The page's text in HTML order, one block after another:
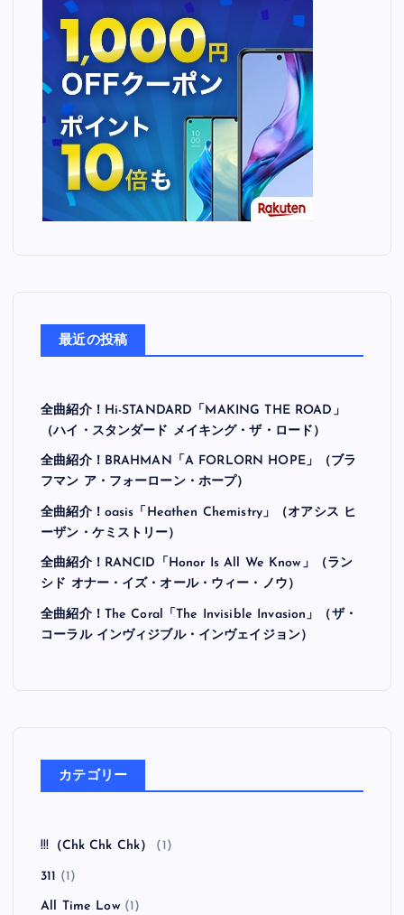
最近の投稿
全曲紹介！Hi-STANDARD「MAKING THE ROAD」
（ハイ・スタンダード メイキング・ザ・ロード）
全曲紹介！BRAHMAN「A FORLORN HOPE」（ブラ
フマン ア・フォーローン・ホープ）
全曲紹介！oasis「Heathen Chemistry」（オアシス ヒ
ーザン・ケミストリー）
全曲紹介！RANCID「Honor Is All We Know」（ラン
シド オナー・イズ・オール・ウィー・ノウ）
全曲紹介！The Coral「The Invisible Invasion」（ザ・
コーラル インヴィジブル・インヴェイジョン）
カテゴリー
!!!（Chk Chk Chk） (1)
311 (1)
All Time Low(1)